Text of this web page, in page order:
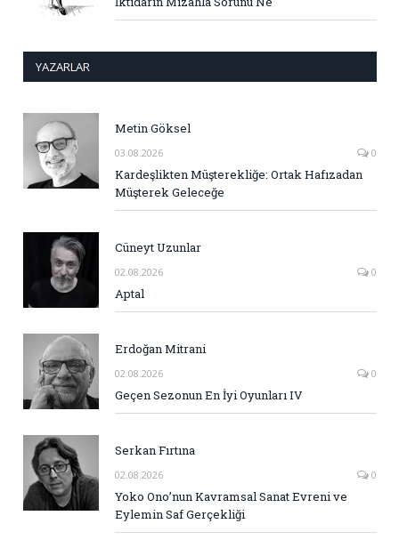
YAZARLAR
Metin Göksel
03.08.2026 0
Kardeşlikten Müşterekliğe: Ortak Hafızadan
Müşterek Geleceğe
Cüneyt Uzunlar
02.08.2026 0
Aptal
Erdoğan Mitrani
02.08.2026 0
Geçen Sezonun En İyi Oyunları IV
Serkan Fırtına
02.08.2026 0
Yoko Ono’nun Kavramsal Sanat Evreni ve
Eylemin Saf Gerçekliği